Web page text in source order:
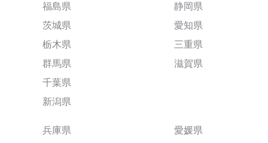
福島県
茨城県
栃木県
群馬県
千葉県
新潟県
静岡県
愛知県
三重県
滋賀県
兵庫県
愛媛県